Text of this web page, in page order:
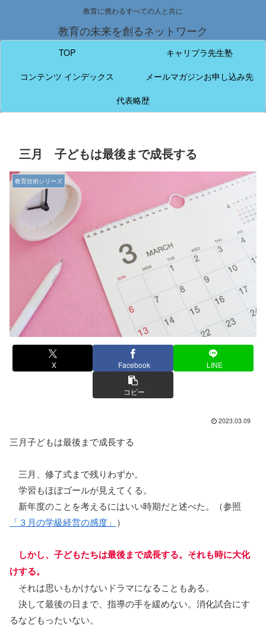
教育に携わるすべての人と共に
教育の未来を創るネットワーク
TOP
キャリプラ先生塾
コンテンツ インデックス
メールマガジンお申し込み先
代表略歴
三月 子どもは最後まで成長する
教育技術シリーズ
X Facebook LINE
コピー
2023.03.09
三月子どもは最後まで成長する
三月、修了式まで残りわずか。
学習もほぼゴールが見えてくる。
新年度のことを考えるにはいい時期だと述べた。（参照
「３月の学級経営の感度」 ）
しかし、子どもたちは最後まで成長する。それも時に大化
けする。
それは思いもかけないドラマになることもある。
決して最後の日まで、指導の手を緩めない。消化試合にす
るなどもったいない。